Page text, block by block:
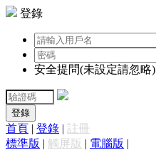
登錄
安全提問(未設定請忽略)
登錄
首頁 | 登錄 | 註冊
標準版 | 觸屏版 | 電腦版 |